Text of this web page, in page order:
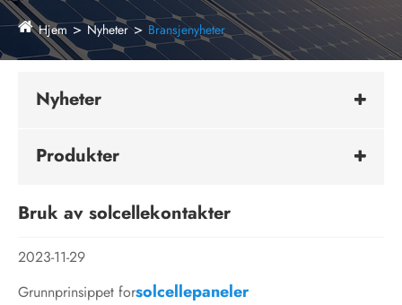
Hjem Nyheter Bransjenyheter
Nyheter
Produkter
Bruk av solcellekontakter
2023-11-29
Grunnprinsippet forsolcellepaneler